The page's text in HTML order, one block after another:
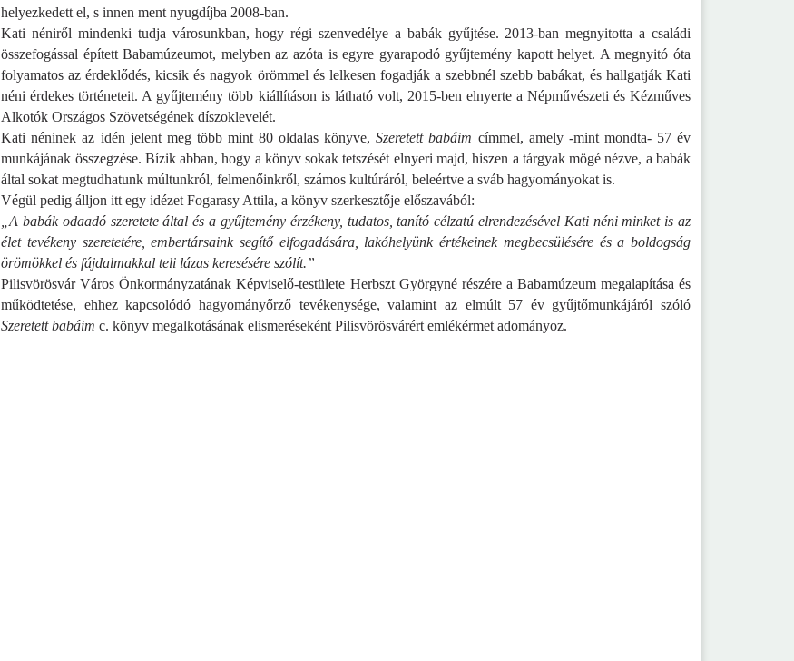
helyezkedett el, s innen ment nyugdíjba 2008-ban.
Kati néniről mindenki tudja városunkban, hogy régi szenvedélye a babák gyűjtése. 2013-ban megnyitotta a családi
összefogással épített Babamúzeumot, melyben az azóta is egyre gyarapodó gyűjtemény kapott helyet. A megnyitó óta
folyamatos az érdeklődés, kicsik és nagyok örömmel és lelkesen fogadják a szebbnél szebb babákat, és hallgatják Kati
néni érdekes történeteit. A gyűjtemény több kiállításon is látható volt, 2015-ben elnyerte a Népművészeti és Kézműves
Alkotók Országos Szövetségének díszoklevelét.
Kati néninek az idén jelent meg több mint 80 oldalas könyve,Szeretett babáim címmel, amely -mint mondta- 57 év
munkájának összegzése. Bízik abban, hogy a könyv sokak tetszését elnyeri majd, hiszen a tárgyak mögé nézve, a babák
által sokat megtudhatunk múltunkról, felmenőinkről, számos kultúráról, beleértve a sváb hagyományokat is.
Végül pedig álljon itt egy idézet Fogarasy Attila, a könyv szerkesztője előszavából:
„A babák odaadó szeretete által és a gyűjtemény érzékeny, tudatos, tanító célzatú elrendezésével Kati néni minket is az
élet tevékeny szeretetére, embertársaink segítő elfogadására, lakóhelyünk értékeinek megbecsülésére és a boldogság
örömökkel és fájdalmakkal teli lázas keresésére szólít.”
Pilisvörösvár Város Önkormányzatának Képviselő-testülete Herbszt Györgynérészére a Babamúzeum megalapítása és
működtetése, ehhez kapcsolódó hagyományőrző tevékenysége, valamint az elmúlt 57 év gyűjtőmunkájáról szóló
Szeretett babáim c. könyv megalkotásának elismerésekéntPilisvörösvárért emlékérmet adományoz.